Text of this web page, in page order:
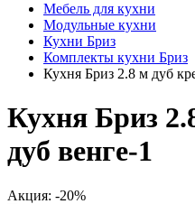
Мебель для кухни
Модульные кухни
Кухни Бриз
Комплекты кухни Бриз
Кухня Бриз 2.8 м дуб
Кухня Бриз
дуб венге-1
Акция: -20%